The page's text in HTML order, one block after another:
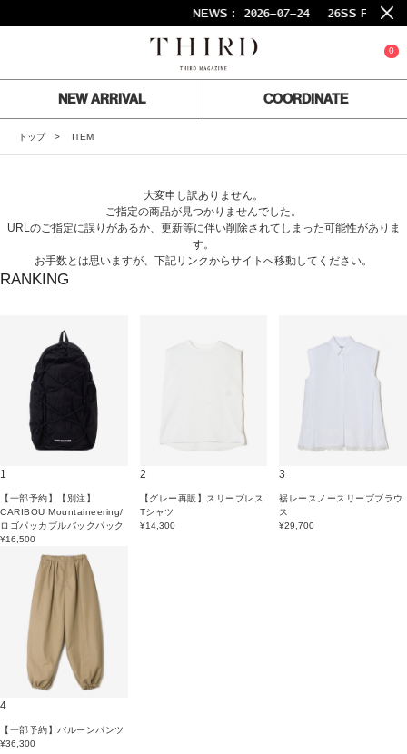
NEWS : 2026-07-24 26SS FINAL
0
NEW ARRIVAL COORDINATE
トップ ITEM
大変申し訳ありません。
ご指定の商品が見つかりませんでした。
URLのご指定に誤りがあるか、更新等に伴い削除されてしまった可能性がありま
す。
お手数とは思いますが、下記リンクからサイトへ移動してください。
RANKING
1
【一部予約】【別注】
CARIBOU Mountaineering/
ロゴパッカブルバックパック
¥16,500
2
【グレー再販】スリーブレス
Tシャツ
¥14,300
3
裾レースノースリーブブラウ
ス
¥29,700
4
【一部予約】バルーンパンツ
¥36,300